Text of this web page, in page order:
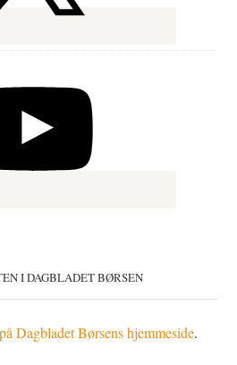
I DAGBLADET BØRSEN
Dagbladet Børsens hjemmeside.